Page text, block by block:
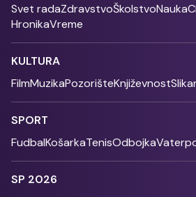
Svet radaZdravstvoŠkolstvoNauka
HronikaVreme
KULTURA
FilmMuzikaPozorišteKnjiževnost
SPORT
FudbalKošarkaTenisOdbojka
SP 2026